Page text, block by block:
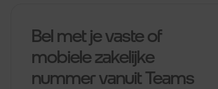
Bel met je vaste of
mobiele zakelijke
nummer vanuit Teams